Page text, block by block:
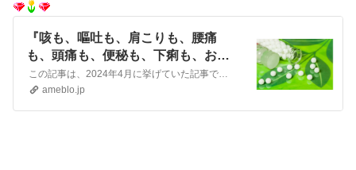
『咳も、嘔吐も、肩こりも、腰痛
も、頭痛も、便秘も、下痢も、お腹
の張りも、不眠も、全部ブライオニ
ア！』
この記事は、2024年4月に挙げていた記事です 「咳も、嘔吐も、肩こりも、腰痛も、頭痛も、便秘も、お腹の張りも、不眠も、全部 Bryブライオニア！」 『…
ameblo.jp